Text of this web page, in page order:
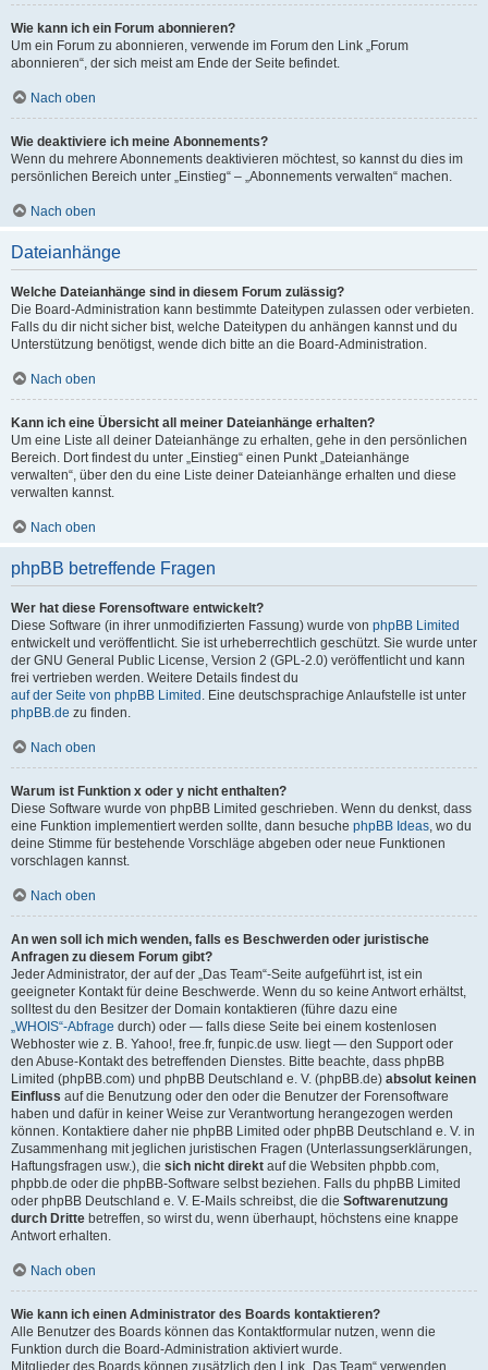
Wie kann ich ein Forum abonnieren?
Um ein Forum zu abonnieren, verwende im Forum den Link „Forum
abonnieren“, der sich meist am Ende der Seite befindet.
Nach oben
Wie deaktiviere ich meine Abonnements?
Wenn du mehrere Abonnements deaktivieren möchtest, so kannst du dies im
persönlichen Bereich unter „Einstieg“ – „Abonnements verwalten“ machen.
Nach oben
Dateianhänge
Welche Dateianhänge sind in diesem Forum zulässig?
Die Board-Administration kann bestimmte Dateitypen zulassen oder verbieten.
Falls du dir nicht sicher bist, welche Dateitypen du anhängen kannst und du
Unterstützung benötigst, wende dich bitte an die Board-Administration.
Nach oben
Kann ich eine Übersicht all meiner Dateianhänge erhalten?
Um eine Liste all deiner Dateianhänge zu erhalten, gehe in den persönlichen
Bereich. Dort findest du unter „Einstieg“ einen Punkt „Dateianhänge
verwalten“, über den du eine Liste deiner Dateianhänge erhalten und diese
verwalten kannst.
Nach oben
phpBB betreffende Fragen
Wer hat diese Forensoftware entwickelt?
Diese Software (in ihrer unmodifizierten Fassung) wurde von phpBB Limited
entwickelt und veröffentlicht. Sie ist urheberrechtlich geschützt. Sie wurde unter
der GNU General Public License, Version 2 (GPL-2.0) veröffentlicht und kann
frei vertrieben werden. Weitere Details findest du
auf der Seite von phpBB Limited . Eine deutschsprachige Anlaufstelle ist unter
phpBB.de zu finden.
Nach oben
Warum ist Funktion x oder y nicht enthalten?
Diese Software wurde von phpBB Limited geschrieben. Wenn du denkst, dass
eine Funktion implementiert werden sollte, dann besuche phpBB Ideas, wo du
deine Stimme für bestehende Vorschläge abgeben oder neue Funktionen
vorschlagen kannst.
Nach oben
An wen soll ich mich wenden, falls es Beschwerden oder juristische
Anfragen zu diesem Forum gibt?
Jeder Administrator, der auf der „Das Team“-Seite aufgeführt ist, ist ein
geeigneter Kontakt für deine Beschwerde. Wenn du so keine Antwort erhältst,
solltest du den Besitzer der Domain kontaktieren (führe dazu eine
„WHOIS“-Abfrage durch) oder — falls diese Seite bei einem kostenlosen
Webhoster wie z. B. Yahoo!, free.fr, funpic.de usw. liegt — den Support oder
den Abuse-Kontakt des betreffenden Dienstes. Bitte beachte, dass phpBB
Limited (phpBB.com) und phpBB Deutschland e. V. (phpBB.de) absolut keinen
Einfluss auf die Benutzung oder den oder die Benutzer der Forensoftware
haben und dafür in keiner Weise zur Verantwortung herangezogen werden
können. Kontaktiere daher nie phpBB Limited oder phpBB Deutschland e. V. in
Zusammenhang mit jeglichen juristischen Fragen (Unterlassungserklärungen,
Haftungsfragen usw.), die sich nicht direkt auf die Websiten phpbb.com,
phpbb.de oder die phpBB-Software selbst beziehen. Falls du phpBB Limited
oder phpBB Deutschland e. V. E-Mails schreibst, die die Softwarenutzung
durch Dritte betreffen, so wirst du, wenn überhaupt, höchstens eine knappe
Antwort erhalten.
Nach oben
Wie kann ich einen Administrator des Boards kontaktieren?
Alle Benutzer des Boards können das Kontaktformular nutzen, wenn die
Funktion durch die Board-Administration aktiviert wurde.
Mitglieder des Boards können zusätzlich den Link „Das Team“ verwenden.